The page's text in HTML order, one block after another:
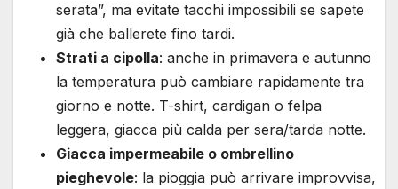
serata”, ma evitate tacchi impossibili se sapete
già che ballerete fino tardi.
Strati a cipolla: anche in primavera e autunno
la temperatura può cambiare rapidamente tra
giorno e notte. T-shirt, cardigan o felpa
leggera, giacca più calda per sera/tarda notte.
Giacca impermeabile o ombrellino
pieghevole: la pioggia può arrivare improvvisa,